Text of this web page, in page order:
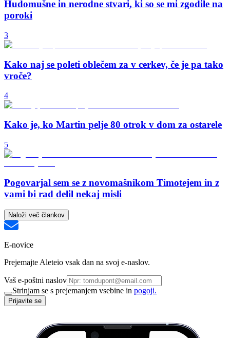
Hudomušne in nerodne stvari, ki so se mi zgodile na
poroki
3
Kako naj se poleti oblečem za v cerkev, če je pa tako
vroče?
4
Kako je, ko Martin pelje 80 otrok v dom za ostarele
5
Pogovarjal sem se z novomašnikom Timotejem in z
vami bi rad delil nekaj misli
Naloži več člankov
E-novice
Prejemajte Aleteio vsak dan na svoj e-naslov.
Vaš e-poštni naslov
Strinjam se s prejemanjem vsebine in pogoji.
Prijavite se